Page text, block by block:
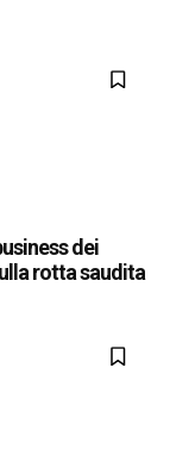
dei
rotta saudita